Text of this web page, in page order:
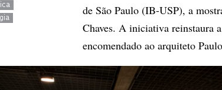
de São Paulo (IB-USP), a
Chaves. A iniciativa reinstaura
encomendado ao arquiteto